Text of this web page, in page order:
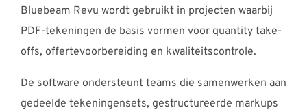
Bluebeam Revu wordt gebruikt in projecten waarbij
PDF-tekeningen de basis vormen voor quantity take-
offs, offertevoorbereiding en kwaliteitscontrole.
De software ondersteunt teams die samenwerken aan
gedeelde tekeningensets, gestructureerde markups